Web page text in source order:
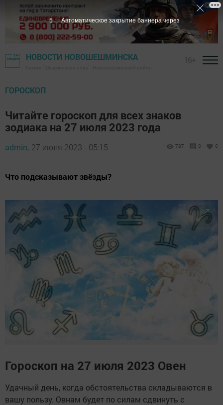
НОВОСТИ НОВОШЕШМИНСКА
ГОРОСКОП
Читайте гороскоп для всех знаков
зодиака на 27 июля 2023 года
admin, 27 июля 2023 - 05:15 787 0 0
Что подсказывают звёзды?
Гороскоп на 27 июля 2023 Овен
Удачный день, когда обстоятельства складываются в
вашу пользу. Овнам будет по силам сдвинуть с
4 Автоматическое закрытие баннера через